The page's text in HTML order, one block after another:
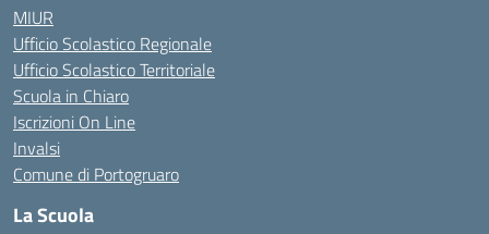
MIUR
Ufficio Scolastico Regionale
Ufficio Scolastico Territoriale
Scuola in Chiaro
Iscrizioni On Line
Invalsi
Comune di Portogruaro
La Scuola